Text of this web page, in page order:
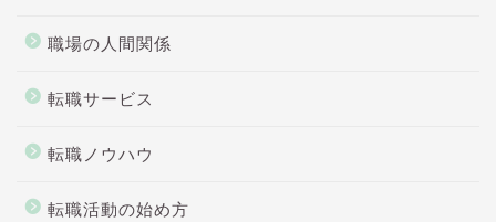
職場の人間関係
転職サービス
転職ノウハウ
転職活動の始め方